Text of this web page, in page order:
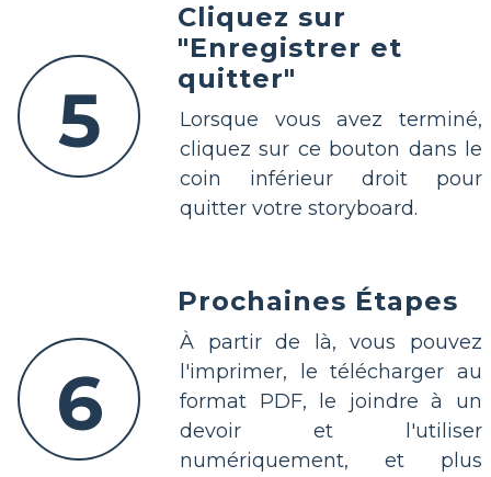
5
Cliquez sur
"Enregistrer et
quitter"
Lorsque vous avez terminé,
cliquez sur ce bouton dans le
coin inférieur droit pour
quitter votre storyboard.
6
Prochaines Étapes
À partir de là, vous pouvez
l'imprimer, le télécharger au
format PDF, le joindre à un
devoir et l'utiliser
numériquement, et plus